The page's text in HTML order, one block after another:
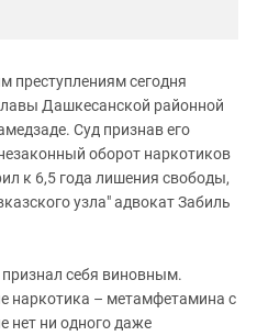
преступлениям сегодня
Дашкесанской районной
Суд признав его
оборот наркотиков
к 6,5 года лишения свободы,
узла" адвокат Забиль
себя виновным.
наркотика – метамфетамина с
нет ни одного даже